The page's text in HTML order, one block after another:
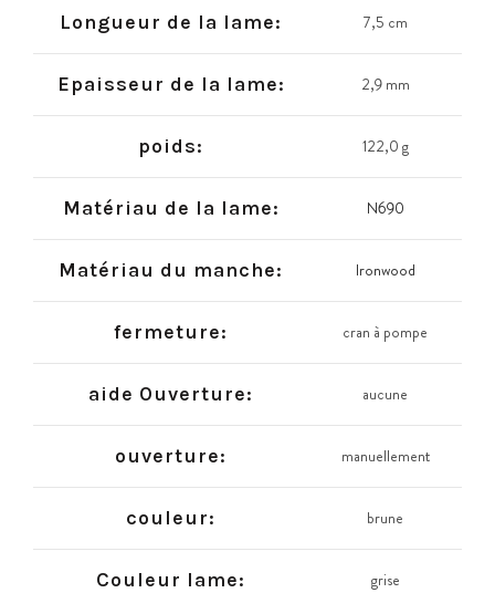
Longueur de la lame: 7,5 cm
Epaisseur de la lame: 2,9 mm
poids: 122,0 g
Matériau de la lame: N690
Matériau du manche: Ironwood
fermeture: cran à pompe
aide Ouverture: aucune
ouverture: manuellement
couleur: brune
Couleur lame: grise